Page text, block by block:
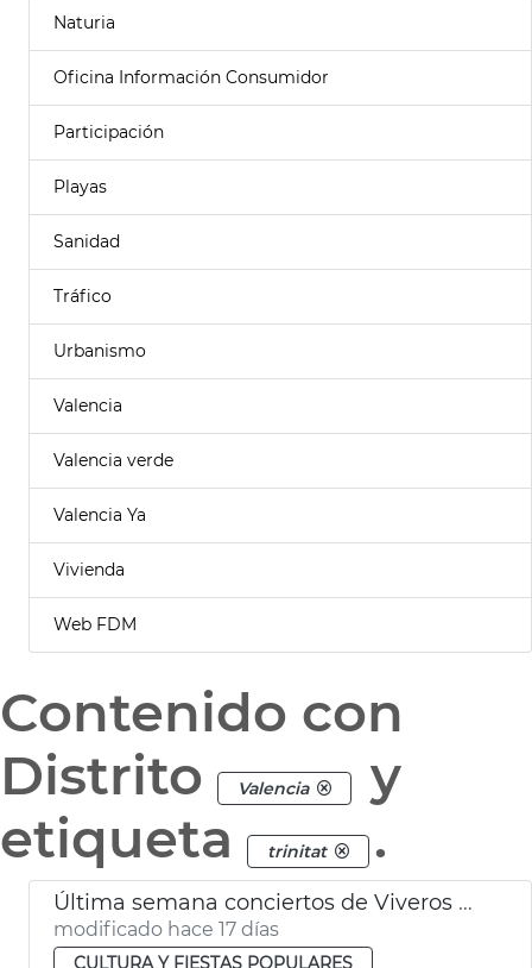
Naturia
Oficina Información Consumidor
Participación
Playas
Sanidad
Tráfico
Urbanismo
Valencia
Valencia verde
Valencia Ya
Vivienda
Web FDM
Contenido con
Distrito
Valencia
y
etiqueta
trinitat .
Última semana conciertos de Viveros València
modificado hace 17 días
CULTURA Y FIESTAS POPULARES